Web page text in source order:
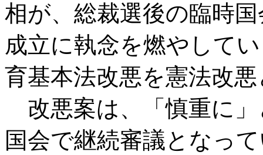
相が、総裁選後の臨時
成立に執念を燃やして
育基本法改悪を憲法改
改悪案は、「慎重に
国会で継続審議となっ